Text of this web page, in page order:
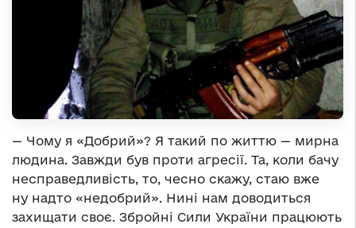
— Чому я «Добрий»? Я такий по життю — мирна
людина. Завжди був проти агресії. Та, коли бачу
несправедливість, то, чесно скажу, стаю вже
ну надто «недобрий». Нині нам доводиться
захищати своє. Збройні Сили України працюють